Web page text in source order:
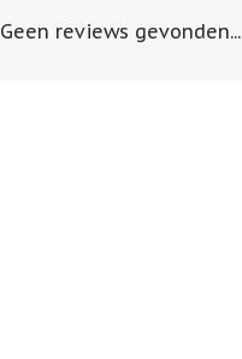
Geen reviews gevonden...